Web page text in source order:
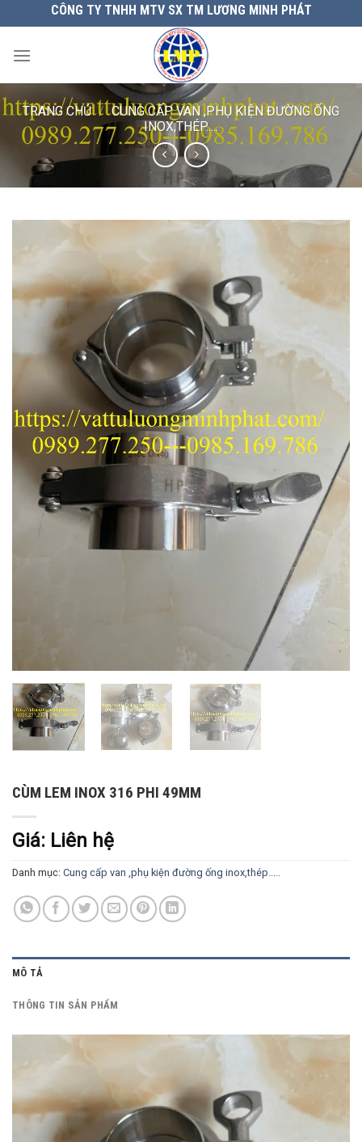
đến
nội
CÔNG TY TNHH MTV SX TM LƯƠNG MINH PHÁT
TRANG CHỦ / CUNG CẤP VAN ,PHỤ KIỆN ĐƯỜNG ỐNG
INOX,THÉP.....
CÙM LEM INOX 316 PHI 49MM
Giá: Liên hệ
Danh mục: Cung cấp van ,phụ kiện đường ống inox,thép.....
MÔ TẢ
THÔNG TIN SẢN PHẨM